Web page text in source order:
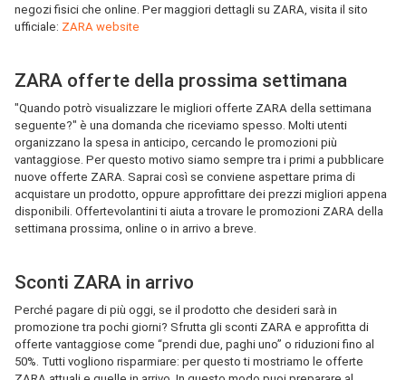
negozi fisici che online. Per maggiori dettagli su ZARA, visita il sito
ufficiale: ZARA website
ZARA offerte della prossima settimana
"Quando potrò visualizzare le migliori offerte ZARA della settimana
seguente?" è una domanda che riceviamo spesso. Molti utenti
organizzano la spesa in anticipo, cercando le promozioni più
vantaggiose. Per questo motivo siamo sempre tra i primi a pubblicare
nuove offerte ZARA. Saprai così se conviene aspettare prima di
acquistare un prodotto, oppure approfittare dei prezzi migliori appena
disponibili. Offertevolantini ti aiuta a trovare le promozioni ZARA della
settimana prossima, online o in arrivo a breve.
Sconti ZARA in arrivo
Perché pagare di più oggi, se il prodotto che desideri sarà in
promozione tra pochi giorni? Sfrutta gli sconti ZARA e approfitta di
offerte vantaggiose come “prendi due, paghi uno” o riduzioni fino al
50%. Tutti vogliono risparmiare: per questo ti mostriamo le offerte